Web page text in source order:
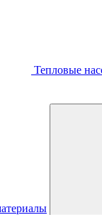
Тепловые